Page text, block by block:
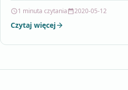
1 minuta czytania 2020-05-12
Czytaj więcej